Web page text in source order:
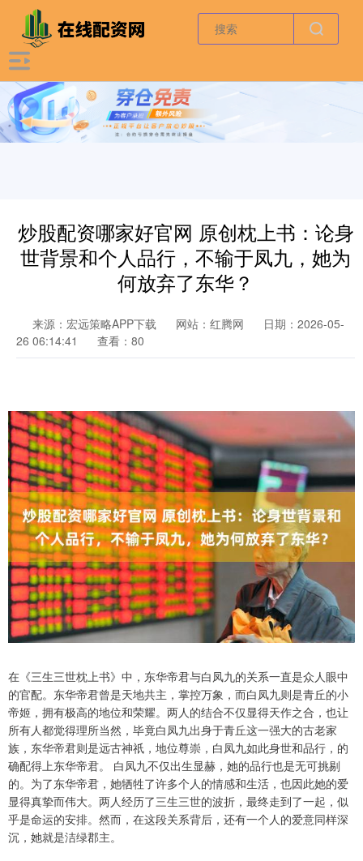
炒股配资哪家好官网 原创枕上书：论身
世背景和个人品行，不输于凤九，她为
何放弃了东华？
来源：宏远策略APP下载 网站：红腾网
日期：2026-05-
26 06:14:41
查看：80
在《三生三世枕上书》中，东华帝君与白凤九的关系一直是众人眼中
的官配。东华帝君曾是天地共主，掌控万象，而白凤九则是青丘的小
帝姬，拥有极高的地位和荣耀。两人的结合不仅显得天作之合，也让
所有人都觉得理所当然，毕竟白凤九出身于青丘这一强大的古老家
族，东华帝君则是远古神祇，地位尊崇，白凤九如此身世和品行，的
确配得上东华帝君。 白凤九不仅出生显赫，她的品行也是无可挑剔
的。为了东华帝君，她牺牲了许多个人的情感和生活，也因此她的爱
显得真挚而伟大。两人经历了三生三世的波折，最终走到了一起，似
乎是命运的安排。然而，在这段关系背后，还有一个人的爱意同样深
沉，她就是洁绿郡主。